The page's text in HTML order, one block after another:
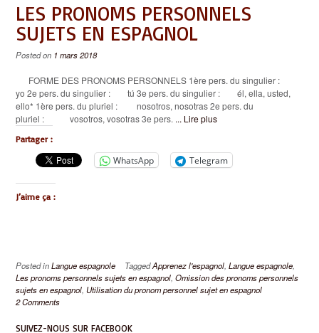
LES PRONOMS PERSONNELS
SUJETS EN ESPAGNOL
Posted on 1 mars 2018
FORME DES PRONOMS PERSONNELS 1ère pers. du singulier :
yo 2e pers. du singulier : tú 3e pers. du singulier : él, ella, usted,
ello* 1ère pers. du pluriel : nosotros, nosotras 2e pers. du
pluriel : vosotros, vosotras 3e pers. ... Lire plus
Partager :
WhatsApp Telegram
J’aime ça :
Posted inLangue espagnole TaggedApprenez l'espagnol, Langue espagnole,
Les pronoms personnels sujets en espagnol, Omission des pronoms personnels
sujets en espagnol, Utilisation du pronom personnel sujet en espagnol
2 Comments
SUIVEZ-NOUS SUR FACEBOOK